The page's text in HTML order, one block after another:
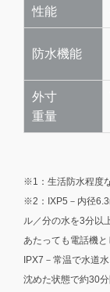
性能
防水機能
外寸
重量
※1：生活防水程度
※2：IXP5－内径
ル／分の水を3分以
あたっても電話機と
IPX7－常温で水道
沈めた状態で約30